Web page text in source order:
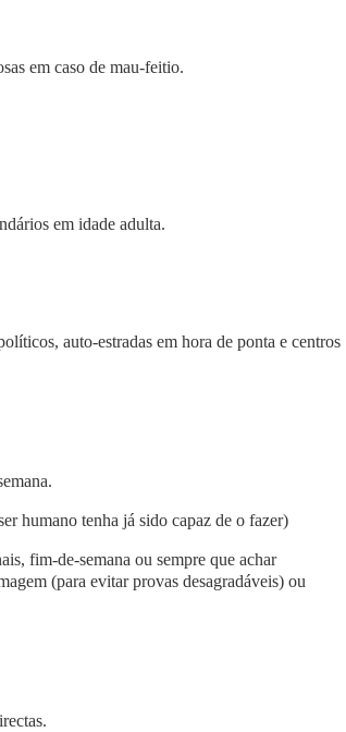
em caso de mau-feitio.
em idade adulta.
auto-estradas em hora de ponta e centros
humano tenha já sido capaz de o fazer)
fim‑de‑semana ou sempre que achar
(para evitar provas desagradáveis) ou